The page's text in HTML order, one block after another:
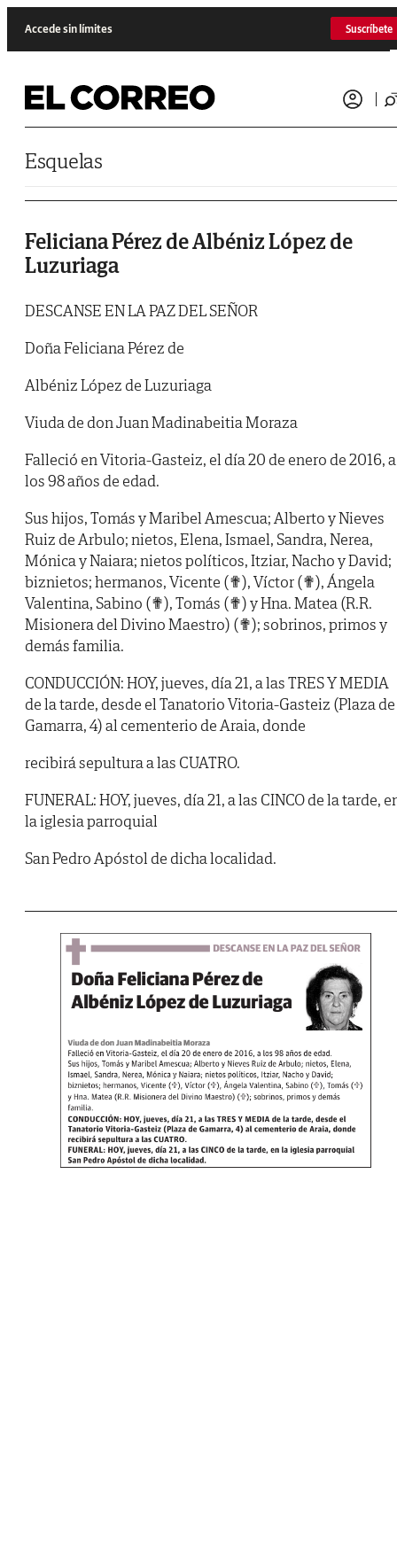
Accede sin límites Suscríbete
Esquelas
Feliciana Pérez de Albéniz López de
Luzuriaga
DESCANSE EN LA PAZ DEL SEÑOR
Doña Feliciana Pérez de
Albéniz López de Luzuriaga
Viuda de don Juan Madinabeitia Moraza
Falleció en Vitoria-Gasteiz, el día 20 de enero de 2016, a
los 98 años de edad.
Sus hijos, Tomás y Maribel Amescua; Alberto y Nieves
Ruiz de Arbulo; nietos, Elena, Ismael, Sandra, Nerea,
Mónica y Naiara; nietos políticos, Itziar, Nacho y David;
biznietos; hermanos, Vicente (✟), Víctor (✟), Ángela
Valentina, Sabino (✟), Tomás (✟) y Hna. Matea (R.R.
Misionera del Divino Maestro) (✟); sobrinos, primos y
demás familia.
CONDUCCIÓN: HOY, jueves, día 21, a las TRES Y MEDIA
de la tarde, desde el Tanatorio Vitoria-Gasteiz (Plaza de
Gamarra, 4) al cementerio de Araia, donde
recibirá sepultura a las CUATRO.
FUNERAL: HOY, jueves, día 21, a las CINCO de la tarde,
la iglesia parroquial
San Pedro Apóstol de dicha localidad.